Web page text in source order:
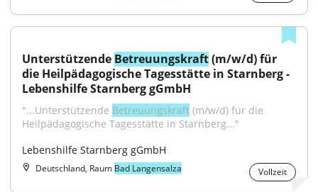
Unterstützende Betreuungskraft (m/w/d) für
die Heilpädagogische Tagesstätte in Starnberg -
Lebenshilfe Starnberg gGmbH
"...Unterstützende Betreuungskraft (m/w/d) für die
Heilpädagogische Tagesstätte in Starnberg..."
Lebenshilfe Starnberg gGmbH
Deutschland, Raum Bad Langensalza Vollzeit